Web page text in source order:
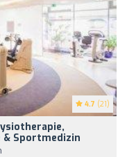
4.7 (21)
Sportmedizin